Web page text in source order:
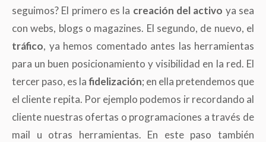
seguimos? El primero es la creación del activo ya sea
con webs, blogs o magazines. El segundo, de nuevo, el
tráfico, ya hemos comentado antes las herramientas
para un buen posicionamiento y visibilidad en la red. El
tercer paso, es lafidelización; en ella pretendemos que
el cliente repita. Por ejemplo podemos ir recordando al
cliente nuestras ofertas o programaciones a través de
mail u otras herramientas. En este paso también